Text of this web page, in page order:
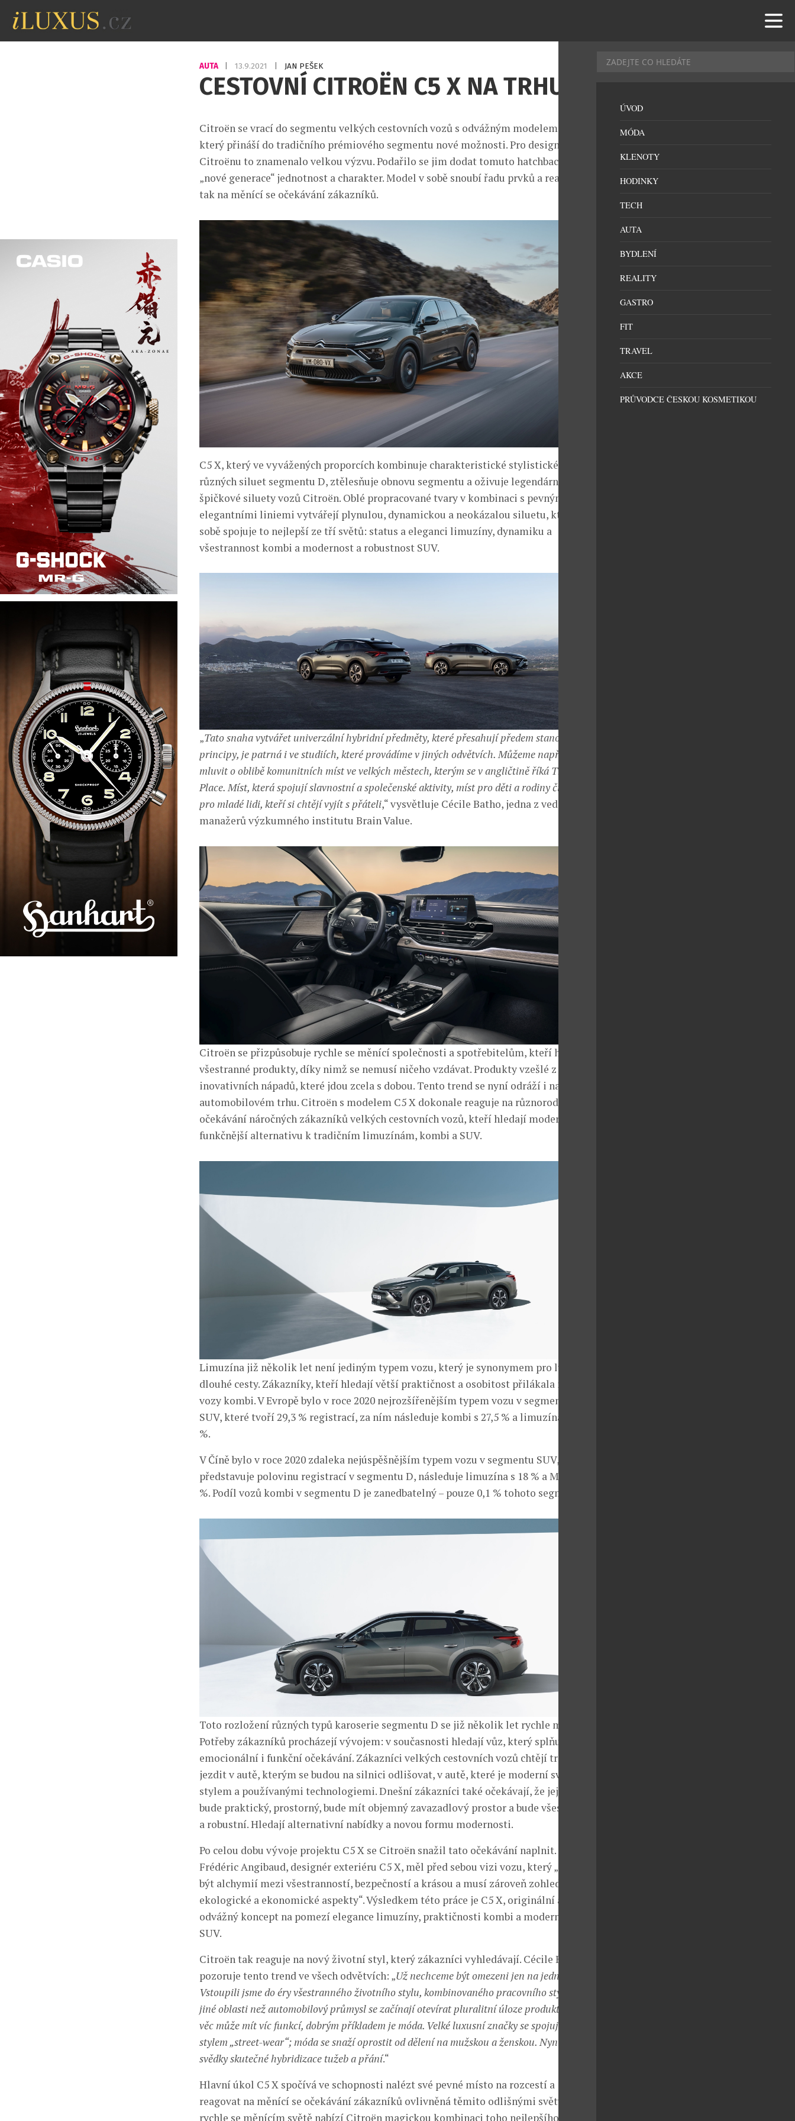
AUTA 13.9.2021 JAN PEŠEK
CESTOVNÍ CITROËN C5 X NA TRHU
Citroën se vrací do segmentu velkých cestovních vozů s odvážným modelem CX 5,
který přináší do tradičního prémiového segmentu nové možnosti. Pro designéry
Citroënu to znamenalo velkou výzvu. Podařilo se jim dodat tomuto hatchbacku
„nové generace“ jednotnost a charakter. Model v sobě snoubí řadu prvků a reaguje
tak na měnící se očekávání zákazníků.
C5 X, který ve vyvážených proporcích kombinuje charakteristické stylistické prvky
různých siluet segmentu D, ztělesňuje obnovu segmentu a oživuje legendární
špičkové siluety vozů Citroën. Oblé propracované tvary v kombinaci s pevnými,
elegantními liniemi vytvářejí plynulou, dynamickou a neokázalou siluetu, která v
sobě spojuje to nejlepší ze tří světů: status a eleganci limuzíny, dynamiku a
všestrannost kombi a modernost a robustnost SUV.
„Tato snaha vytvářet univerzální hybridní předměty, které přesahují předem stanovené
principy, je patrná i ve studiích, které provádíme v jiných odvětvích. Můžeme například
mluvit o oblibě komunitních míst ve velkých městech, kterým se v angličtině říká The Third
Place. Míst, která spojují slavnostní a společenské aktivity, míst pro děti a rodiny či míst
pro mladé lidi, kteří si chtějí vyjít s přáteli,“ vysvětluje Cécile Batho, jedna z vedoucích
manažerů výzkumného institutu Brain Value.
Citroën se přizpůsobuje rychle se měnící společnosti a spotřebitelům, kteří hledají
všestranné produkty, díky nimž se nemusí ničeho vzdávat. Produkty vzešlé z
inovativních nápadů, které jdou zcela s dobou. Tento trend se nyní odráží i na
automobilovém trhu. Citroën s modelem C5 X dokonale reaguje na různorodá
očekávání náročných zákazníků velkých cestovních vozů, kteří hledají modernější a
funkčnější alternativu k tradičním limuzínám, kombi a SUV.
Limuzína již několik let není jediným typem vozu, který je synonymem pro luxus a
dlouhé cesty. Zákazníky, kteří hledají větší praktičnost a osobitost přilákala i SUV a
vozy kombi. V Evropě bylo v roce 2020 nejrozšířenějším typem vozu v segmentu D
SUV, které tvoří 29,3 % registrací, za ním následuje kombi s 27,5 % a limuzína s 21,6
%.
V Číně bylo v roce 2020 zdaleka nejúspěšnějším typem vozu v segmentu SUV, které
představuje polovinu registrací v segmentu D, následuje limuzína s 18 % a MPV s 10
%. Podíl vozů kombi v segmentu D je zanedbatelný – pouze 0,1 % tohoto segmentu.
Toto rozložení různých typů karoserie segmentu D se již několik let rychle mění.
Potřeby zákazníků procházejí vývojem: v současnosti hledají vůz, který splňuje
emocionální i funkční očekávání. Zákazníci velkých cestovních vozů chtějí tradičně
jezdit v autě, kterým se budou na silnici odlišovat, v autě, které je moderní svým
stylem a používanými technologiemi. Dnešní zákazníci také očekávají, že jejich vůz
bude praktický, prostorný, bude mít objemný zavazadlový prostor a bude všestranný
a robustní. Hledají alternativní nabídky a novou formu modernosti.
Po celou dobu vývoje projektu C5 X se Citroën snažil tato očekávání naplnit.
Frédéric Angibaud, designér exteriéru C5 X, měl před sebou vizi vozu, který „musí
být alchymií mezi všestranností, bezpečností a krásou a musí zároveň zohledňovat
ekologické a ekonomické aspekty“. Výsledkem této práce je C5 X, originální a
odvážný koncept na pomezí elegance limuzíny, praktičnosti kombi a modernosti
SUV.
Citroën tak reaguje na nový životní styl, který zákazníci vyhledávají. Cécile Batho
pozoruje tento trend ve všech odvětvích: „Už nechceme být omezeni jen na jednu roli.
Vstoupili jsme do éry všestranného životního stylu, kombinovaného pracovního stylu. I
jiné oblasti než automobilový průmysl se začínají otevírat pluralitní úloze produktu. Jedna
věc může mít víc funkcí, dobrým příkladem je móda. Velké luxusní značky se spojují se
stylem „street-wear“; móda se snaží oprostit od dělení na mužskou a ženskou. Nyní jsme
svědky skutečné hybridizace tužeb a přání.“
Hlavní úkol C5 X spočívá ve schopnosti nalézt své pevné místo na rozcestí a
reagovat na měnící se očekávání zákazníků ovlivněná těmito odlišnými světy. V
rychle se měnícím světě nabízí Citroën magickou kombinaci toho nejlepšího z
ÚVOD
MÓDA
KLENOTY
HODINKY
TECH
AUTA
BYDLENÍ
REALITY
GASTRO
FIT
TRAVEL
AKCE
PRŮVODCE ČESKOU KOSMETIKOU